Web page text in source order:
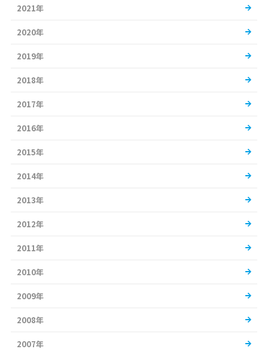
2021年
2020年
2019年
2018年
2017年
2016年
2015年
2014年
2013年
2012年
2011年
2010年
2009年
2008年
2007年